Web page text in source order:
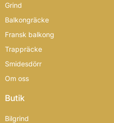
Grind
Balkongräcke
Fransk balkong
Trappräcke
Smidesdörr
Om oss
Butik
Bilgrind